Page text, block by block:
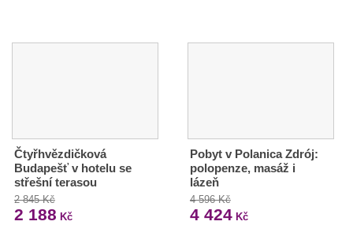
Čtyřhvězdičková
Budapešť v hotelu se
střešní terasou
2 845 Kč
2 188 Kč
Pobyt v Polanica Zdrój:
polopenze, masáž i
lázeň
4 596 Kč
4 424Kč